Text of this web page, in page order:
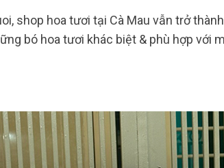
shop hoa tươi tại Cà Mau vẫn trở
bó hoa tươi khác biệt & phù hợp với